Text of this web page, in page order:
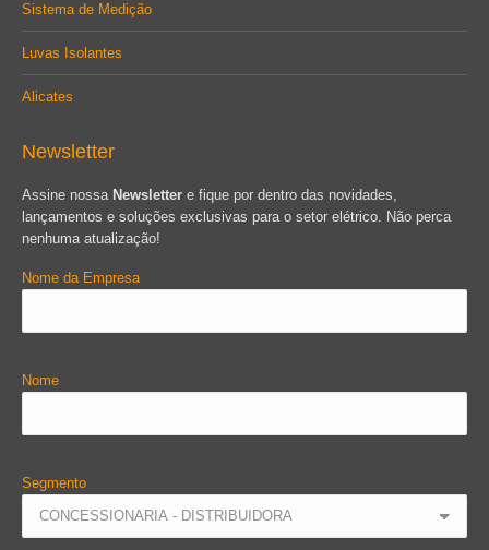
Sistema de Medição
Luvas Isolantes
Alicates
Newsletter
Assine nossa Newsletter e fique por dentro das novidades,
lançamentos e soluções exclusivas para o setor elétrico. Não perca
nenhuma atualização!
Nome da Empresa
Nome
Segmento